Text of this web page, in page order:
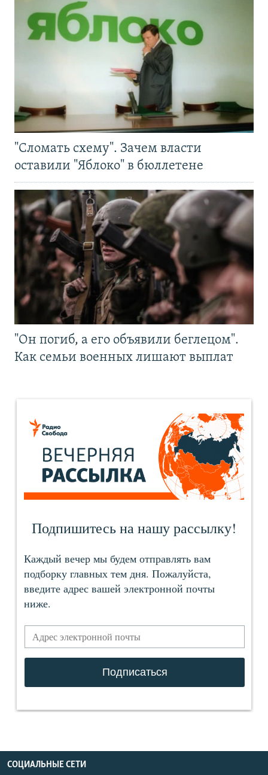
"Сломать схему". Зачем власти
оставили "Яблоко" в бюллетене
"Он погиб, а его объявили беглецом".
Как семьи военных лишают выплат
СОЦИАЛЬНЫЕ СЕТИ